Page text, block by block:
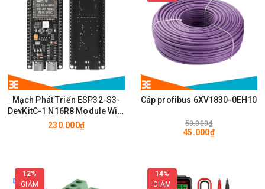
Mạch Phát Triển ESP32-S3-
DevKitC-1 N16R8 Module Wifi,
BLE có chân cắm ăng ten
230.000₫
Cáp profibus 6XV1830-0EH10
50.000₫
45.000₫
12%
GIẢM
14%
GIẢM